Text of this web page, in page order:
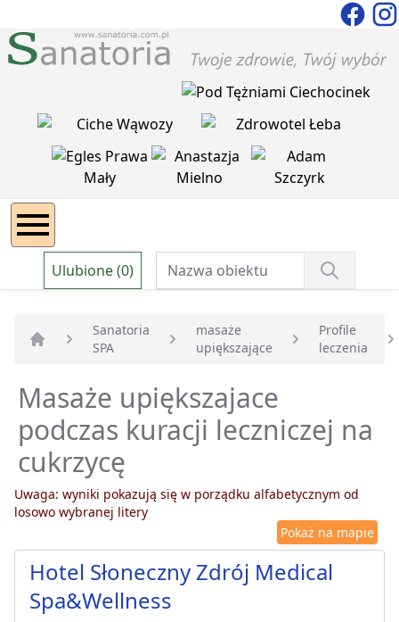
Ulubione (0)
Strona główna
Sanatoria
SPA
masaże
upiększające
Profile
leczenia
Masaże upiększajace
podczas kuracji leczniczej na
cukrzycę
Uwaga: wyniki pokazują się w porządku alfabetycznym od
losowo wybranej litery
Pokaż na mapie
Hotel Słoneczny Zdrój Medical
Spa&Wellness